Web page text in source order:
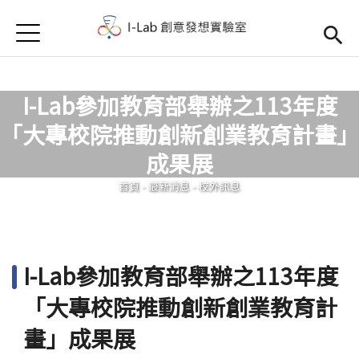
首頁
首頁
訊息公告
Open submenu (關於我們)
關於我們
Jump to Main content
I-Lab參加教育部舉辦之113年度
「大專校院推動創新創業教育計畫」
成果展
您在這裡
首頁 - 最新消息 -校外訊息
I-Lab參加教育部舉辦之113年度
「大專校院推動創新創業教育計
畫」成果展